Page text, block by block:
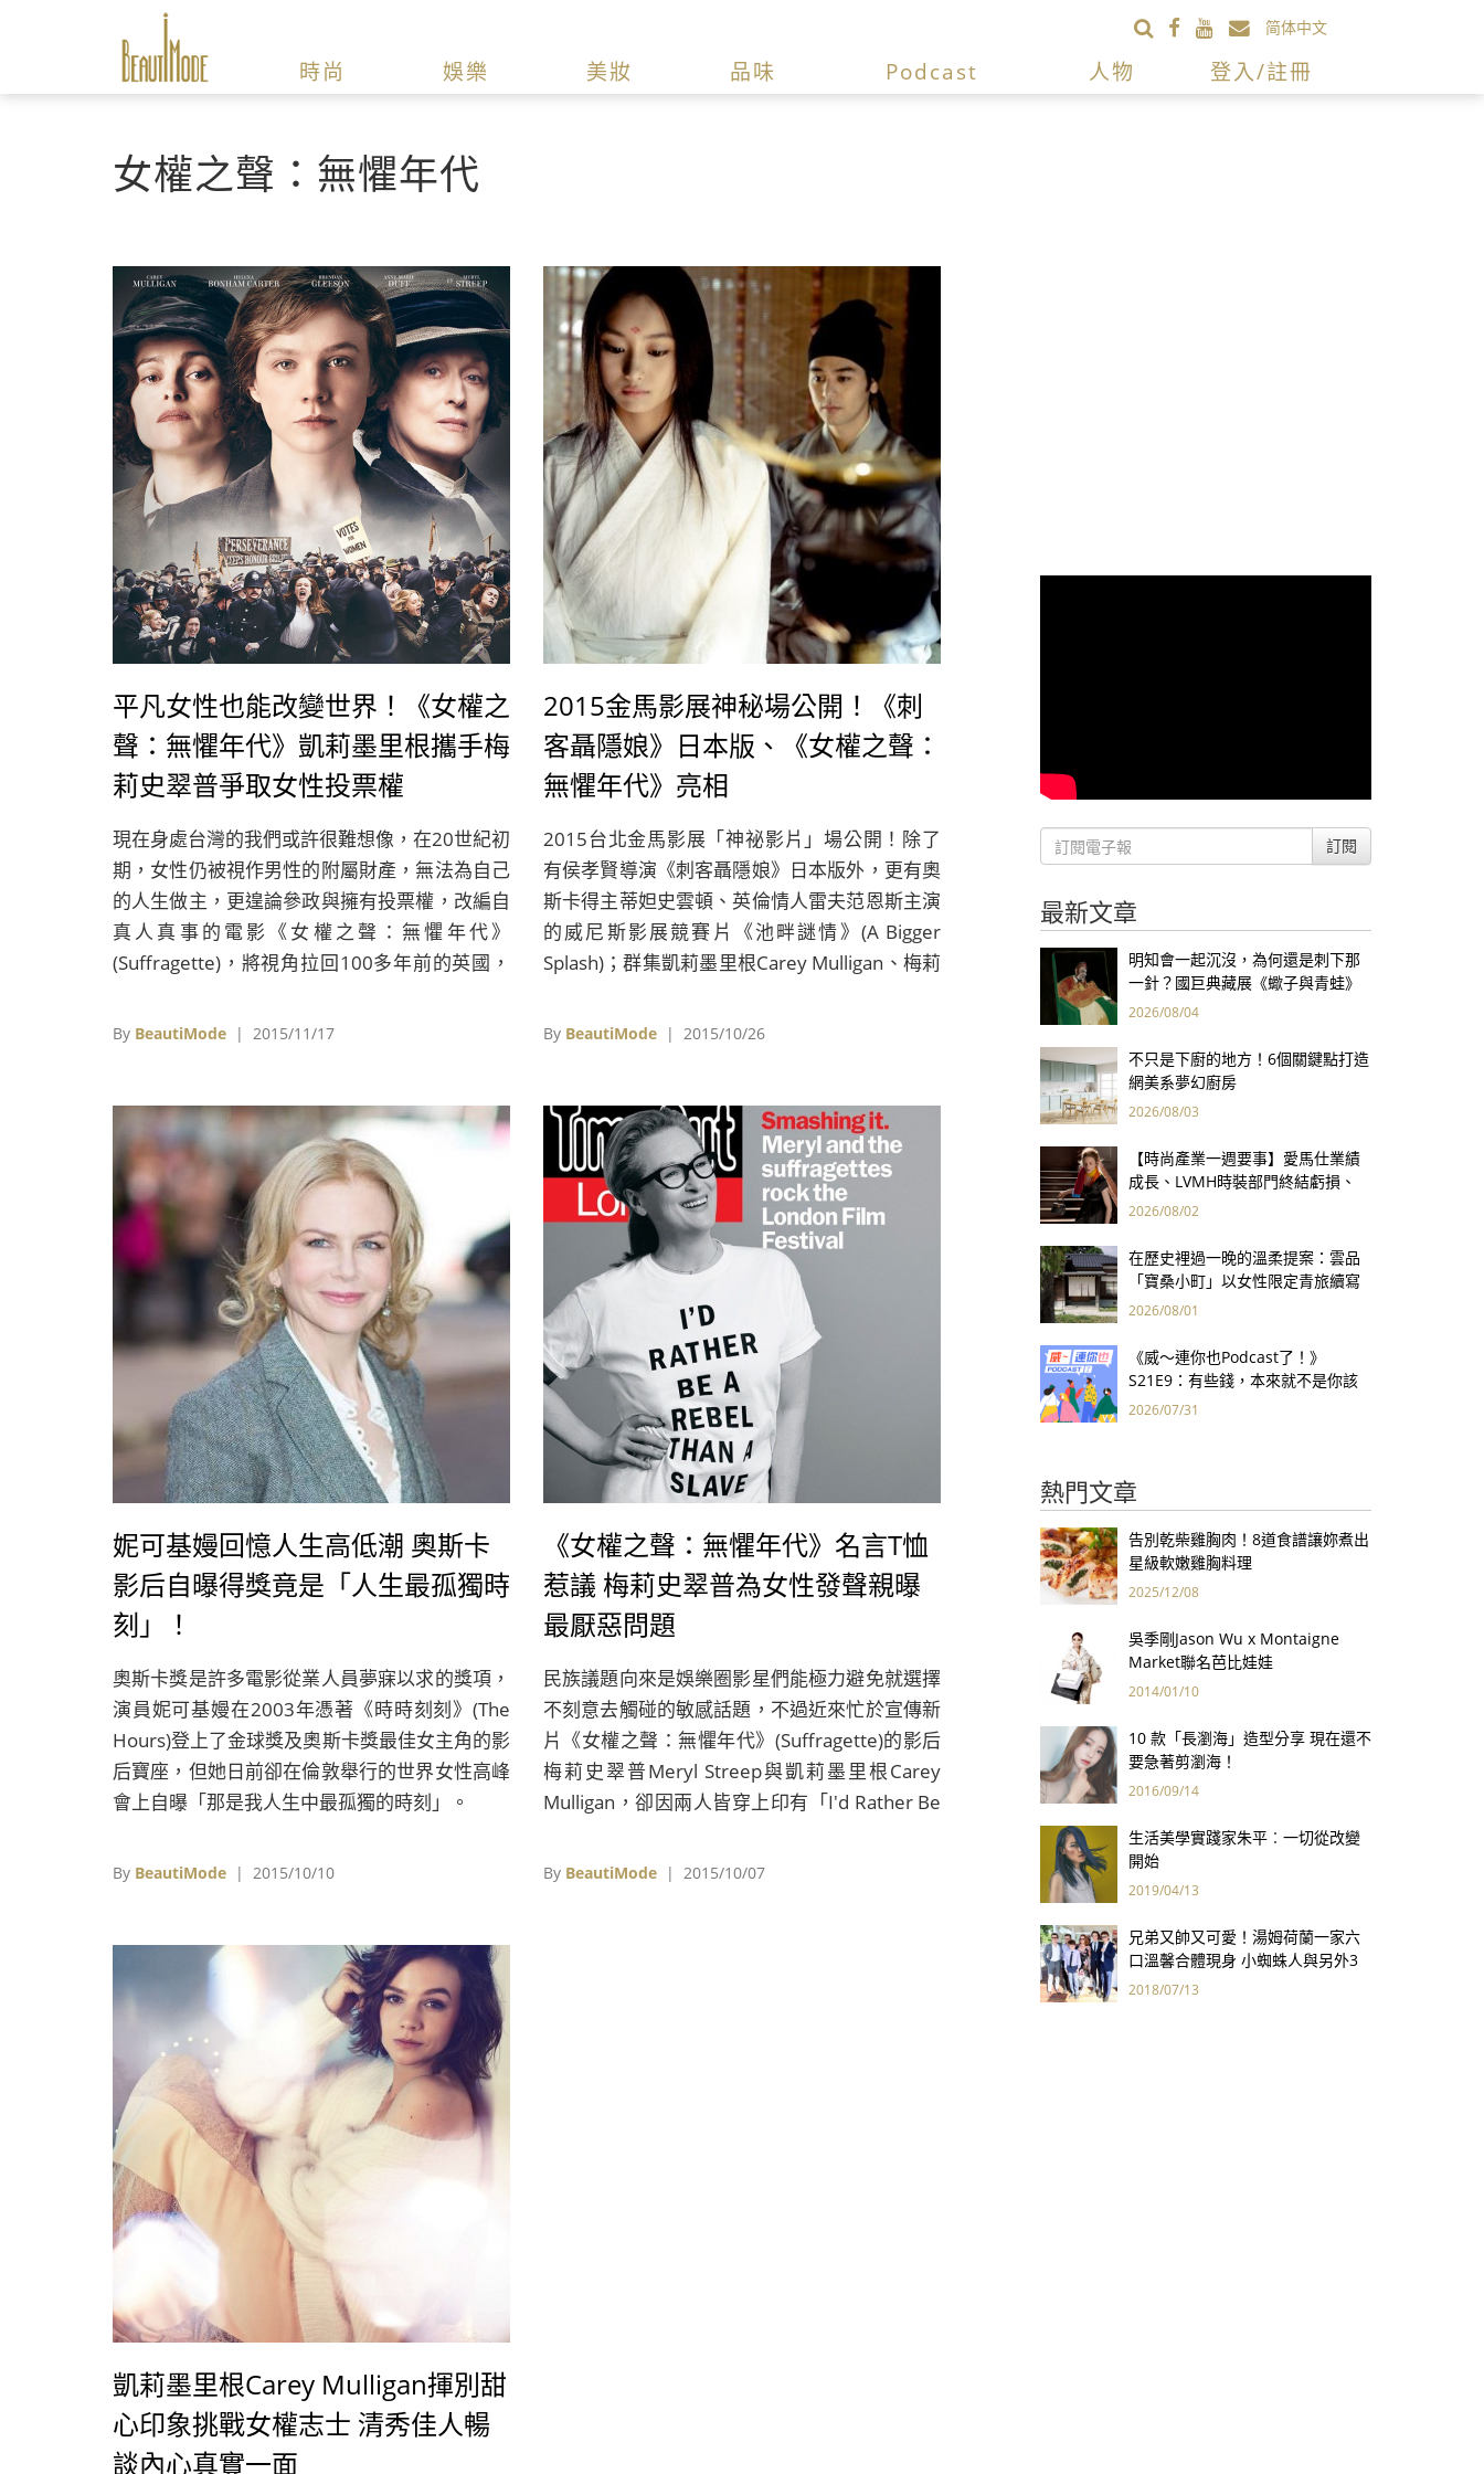
简体中文
時尚 娛樂 美妝 品味 Podcast 人物 登入/註冊
女權之聲：無懼年代
平凡女性也能改變世界！《女權之
聲：無懼年代》凱莉墨里根攜手梅
莉史翠普爭取女性投票權
現在身處台灣的我們或許很難想像，在20世紀初
期，女性仍被視作男性的附屬財產，無法為自己
的人生做主，更遑論參政與擁有投票權，改編自
真人真事的電影《女權之聲：無懼年代》
(Suffragette)，將視角拉回100多年前的英國，
方式勇敢抗爭。
By BeautiMode | 2015/11/17
2015金馬影展神秘場公開！《刺
客聶隱娘》日本版、《女權之聲：
無懼年代》亮相
2015台北金馬影展「神祕影片」場公開！除了
有侯孝賢導演《刺客聶隱娘》日本版外，更有奧
斯卡得主蒂妲史雲頓、英倫情人雷夫范恩斯主演
的威尼斯影展競賽片《池畔謎情》(A Bigger
Splash)；群集凱莉墨里根Carey Mulligan、梅莉
Bonham Carter等演技巨星主演，描繪英國女權
Ellen Page合演戀人，為同志權利奮戰政府的
《扣押幸福》(Freeheld)，以及英國硬漢浪子湯
姆哈迪Tom Hardy大展歌喉的凶殺歌舞片《倫敦
路》(London Road)。
By BeautiMode | 2015/10/26
妮可基嫚回憶人生高低潮 奧斯卡
影后自曝得獎竟是「人生最孤獨時
刻」！
奧斯卡獎是許多電影從業人員夢寐以求的獎項，
演員妮可基嫚在2003年憑著《時時刻刻》(The
Hours)登上了金球獎及奧斯卡獎最佳女主角的影
后寶座，但她日前卻在倫敦舉行的世界女性高峰
會上自曝「那是我人生中最孤獨的時刻」。
By BeautiMode | 2015/10/10
《女權之聲：無懼年代》名言T恤
惹議 梅莉史翠普為女性發聲親曝
最厭惡問題
民族議題向來是娛樂圈影星們能極力避免就選擇
不刻意去觸碰的敏感話題，不過近來忙於宣傳新
片《女權之聲：無懼年代》(Suffragette)的影后
梅莉史翠普Meryl Streep與凱莉墨里根Carey
Mulligan，卻因兩人皆穿上印有「I'd Rather Be
不當奴隸）的名言白T恤登上雜誌封面而惹議，
By BeautiMode | 2015/10/07
凱莉墨里根Carey Mulligan揮別甜
心印象挑戰女權志士 清秀佳人暢
談內心真實一面
訂閱
最新文章
明知會一起沉沒，為何還是刺下那
一針？國巨典藏展《蠍子與青蛙》
用66件名作拷問人性
2026/08/04
不只是下廚的地方！6個關鍵點打造
網美系夢幻廚房
2026/08/03
【時尚產業一週要事】愛馬仕業績
成長、LVMH時裝部門終結虧損、
Kering轉型策略初現成效、Prada
2026/08/02
在歷史裡過一晚的溫柔提案：雲品
「寶桑小町」以女性限定青旅續寫
台東老屋記憶
2026/08/01
《威～連你也Podcast了！》
S21E9：有些錢，本來就不是你該
賺的——讀《一個投機者的告白》
2026/07/31
熱門文章
告別乾柴雞胸肉！8道食譜讓妳煮出
星級軟嫩雞胸料理
2025/12/08
吳季剛Jason Wu x Montaigne
Market聯名芭比娃娃
2014/01/10
10 款「長瀏海」造型分享 現在還不
要急著剪瀏海！
2016/09/14
生活美學實踐家朱平︰一切從改變
開始
2019/04/13
兄弟又帥又可愛！湯姆荷蘭一家六
口溫馨合體現身 小蜘蛛人與另外3
個弟弟感情超好！
2018/07/13